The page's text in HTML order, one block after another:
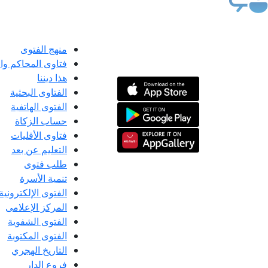
منهج الفتوى
فتاوى المحاكم
هذا ديننا
الفتاوى البحثية
الفتوى الهاتفية
حساب الزكاة
فتاوى الأقليات
التعليم عن بعد
طلب فتوى
تنمية الأسرة
الفتوى الإلكترونية
المركز الإعلامى
الفتوى الشفوية
الفتوى المكتوبة
التاريخ الهجري
فروع الدار